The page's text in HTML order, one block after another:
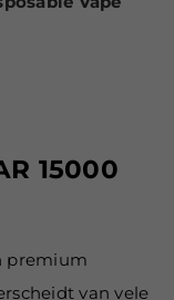
15000
premium
van vele